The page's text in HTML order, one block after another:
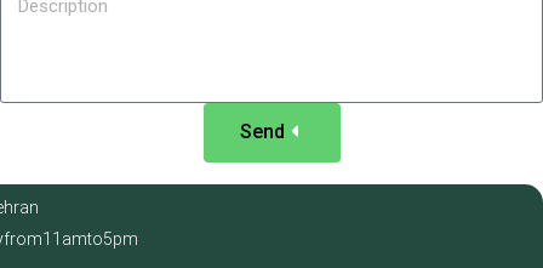
Send
11 am to 5 pm